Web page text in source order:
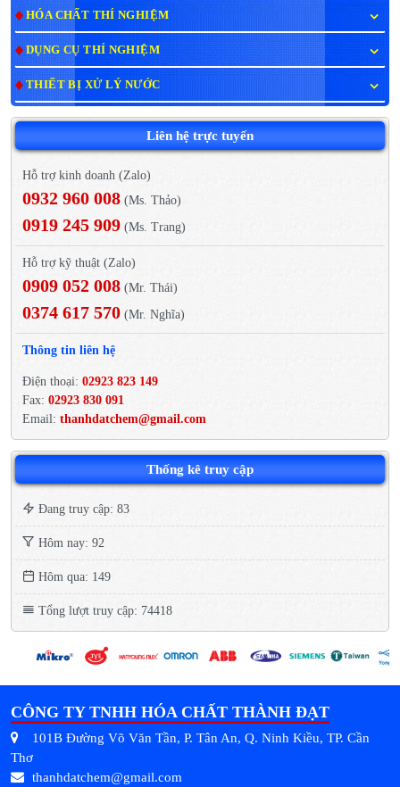
HÓA CHẤT THÍ NGHIỆM
DỤNG CỤ THÍ NGHIỆM
THIẾT BỊ XỬ LÝ NƯỚC
Liên hệ trực tuyến
Hỗ trợ kinh doanh (Zalo)
0932 960 008 (Ms. Thảo)
0919 245 909 (Ms. Trang)
Hỗ trợ kỹ thuật (Zalo)
0909 052 008 (Mr. Thái)
0374 617 570 (Mr. Nghĩa)
Thông tin liên hệ
Điện thoại: 02923 823 149
Fax: 02923 830 091
Email: thanhdatchem@gmail.com
Thống kê truy cập
Đang truy cập: 83
Hôm nay: 92
Hôm qua: 149
Tổng lượt truy cập: 74418
CÔNG TY TNHH HÓA CHẤT THÀNH ĐẠT
101B Đường Võ Văn Tần, P. Tân An, Q. Ninh Kiều, TP. Cần
Thơ
thanhdatchem@gmail.com